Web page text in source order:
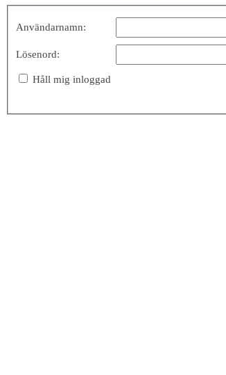
Användarnamn:
Lösenord:
Håll mig inloggad